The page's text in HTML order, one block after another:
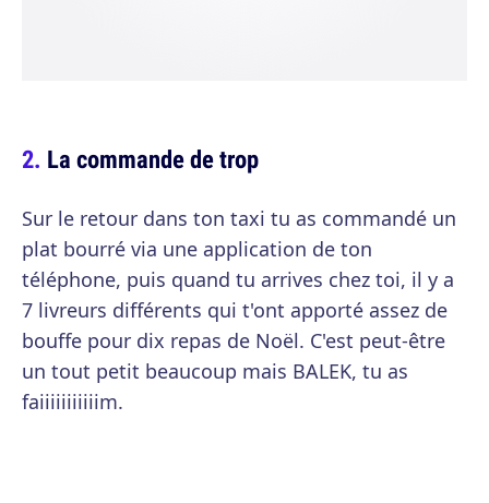
La commande de trop
Sur le retour dans ton taxi tu as commandé un
plat bourré via une application de ton
téléphone, puis quand tu arrives chez toi, il y a
7 livreurs différents qui t'ont apporté assez de
bouffe pour dix repas de Noël. C'est peut-être
un tout petit beaucoup mais BALEK, tu as
faiiiiiiiiiiim.